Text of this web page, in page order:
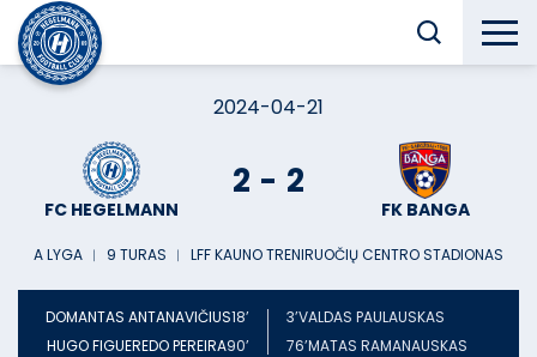
2024-04-21
FC HEGELMANN
2 - 2
FK BANGA
A LYGA ︱ 9 TURAS ︱ LFF KAUNO TRENIRUOČIŲ CENTRO STADIONAS
DOMANTAS ANTANAVIČIUS18’
HUGO FIGUEREDO PEREIRA90’
3’VALDAS PAULAUSKAS
76’MATAS RAMANAUSKAS